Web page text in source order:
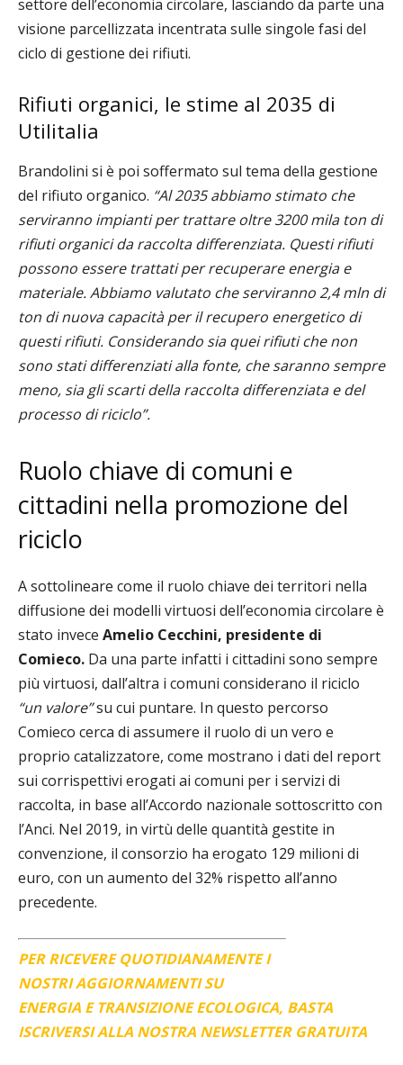
settore dell’economia circolare, lasciando da parte una
visione parcellizzata incentrata sulle singole fasi del
ciclo di gestione dei rifiuti.
Rifiuti organici, le stime al 2035 di
Utilitalia
Brandolini si è poi soffermato sul tema della gestione
del rifiuto organico. “Al 2035 abbiamo stimato che
serviranno impianti per trattare oltre 3200 mila ton di
rifiuti organici da raccolta differenziata. Questi rifiuti
possono essere trattati per recuperare energia e
materiale. Abbiamo valutato che serviranno 2,4 mln di
ton di nuova capacità per il recupero energetico di
questi rifiuti. Considerando sia quei rifiuti che non
sono stati differenziati alla fonte, che saranno sempre
meno, sia gli scarti della raccolta differenziata e del
processo di riciclo”.
Ruolo chiave di comuni e
cittadini nella promozione del
riciclo
A sottolineare come il ruolo chiave dei territori nella
diffusione dei modelli virtuosi dell’economia circolare è
stato invece Amelio Cecchini, presidente di
Comieco. Da una parte infatti i cittadini sono sempre
più virtuosi, dall’altra i comuni considerano il riciclo
“un valore”su cui puntare. In questo percorso
Comieco cerca di assumere il ruolo di un vero e
proprio catalizzatore, come mostrano i dati del report
sui corrispettivi erogati ai comuni per i servizi di
raccolta, in base all’Accordo nazionale sottoscritto con
l’Anci. Nel 2019, in virtù delle quantità gestite in
convenzione, il consorzio ha erogato 129 milioni di
euro, con un aumento del 32% rispetto all’anno
precedente.
PER RICEVERE QUOTIDIANAMENTE I
NOSTRI AGGIORNAMENTI SU
ENERGIA E TRANSIZIONE ECOLOGICA, BASTA
ISCRIVERSI ALLA NOSTRA NEWSLETTER GRATUITA